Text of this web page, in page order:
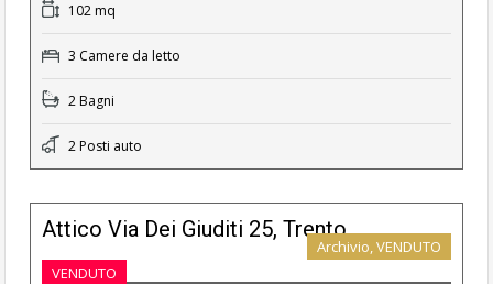
102 mq
3 Camere da letto
2 Bagni
2 Posti auto
Attico Via Dei Giuditi 25, Trento
VENDUTO
Archivio, VENDUTO